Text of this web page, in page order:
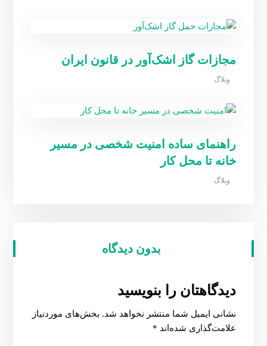
مجازات گاز اشک‌آور در قانون ایران
وبلاگ
راهنمای ساده امنیت شخصی در مسیر
خانه تا محل کار
وبلاگ
بدون دیدگاه
دیدگاهتان را بنویسید
نشانی ایمیل شما منتشر نخواهد شد. بخش‌های موردنیاز
علامت‌گذاری شده‌اند *